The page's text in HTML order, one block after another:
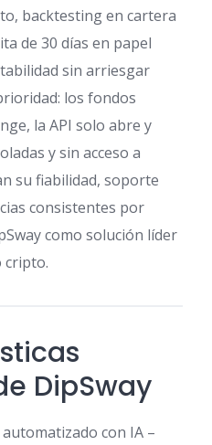
backtesting en cartera
de 30 días en papel
sin arriesgar
los fondos
la API solo abre y
y sin acceso a
su fiabilidad, soporte
consistentes por
como solución líder
cripto.
DipSway
con IA –